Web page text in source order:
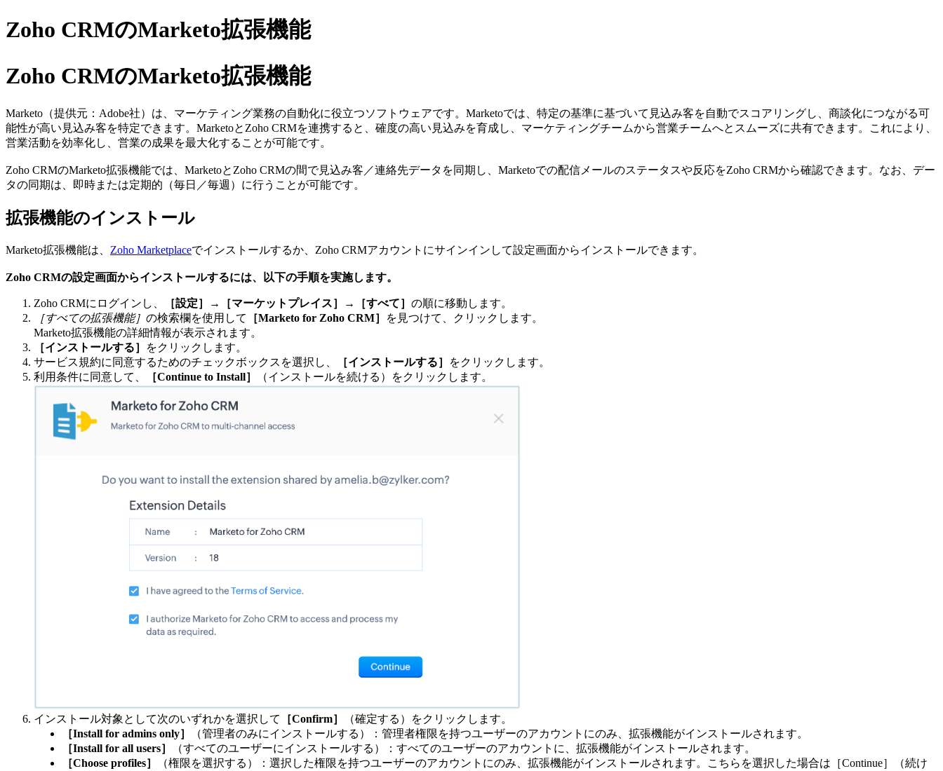
Zoho CRMのMarketo拡張機能
Zoho CRMのMarketo拡張機能
Marketo（提供元：Adobe社）は、マーケティング業務の自動化に役立つソフトウェアです。Marketoでは、特定の基準に基づいて見込み客を自動でスコアリングし、商談化につながる可
能性が高い見込み客を特定できます。MarketoとZoho CRMを連携すると、確度の高い見込みを育成し、マーケティングチームから営業チームへとスムーズに共有できます。これにより、
営業活動を効率化し、営業の成果を最大化することが可能です。
Zoho CRMのMarketo拡張機能では、MarketoとZoho CRMの間で見込み客／連絡先データを同期し、Marketoでの配信メールのステータスや反応をZoho CRMから確認できます。なお、デー
タの同期は、即時または定期的（毎日／毎週）に行うことが可能です。
拡張機能のインストール
Marketo拡張機能は、 Zoho Marketplaceでインストールするか、Zoho CRMアカウントにサインインして設定画面からインストールできます。
Zoho CRMの設定画面からインストールするには、以下の手順を実施します。
Zoho CRMにログインし、 ［設定］→［マーケットプレイス］→［すべて］ の順に移動します。
［すべての拡張機能］ の検索欄を使用して ［Marketo for Zoho CRM］
を見つけて、クリックします。
Marketo拡張機能の詳細情報が表示されます。
［インストールする］
をクリックします。
サービス規約に同意するためのチェックボックスを選択し、
［インストールする］
をクリックします。
利用条件に同意して、
［Continue to Install］ （インストールを続ける）をクリックします。
インストール対象として次のいずれかを選択して ［Confirm］
（確定する）をクリックします。
［Install for admins only］
（管理者のみにインストールする）：管理者権限を持つユーザーのアカウントにのみ、拡張機能がインストールされます。
［Install for all users］
（すべてのユーザーにインストールする）：すべてのユーザーのアカウントに、拡張機能がインストールされます。
［Choose profiles］
（権限を選択する）：選択した権限を持つユーザーのアカウントにのみ、拡張機能がインストールされます。こちらを選択した場合は［Continue］（続け